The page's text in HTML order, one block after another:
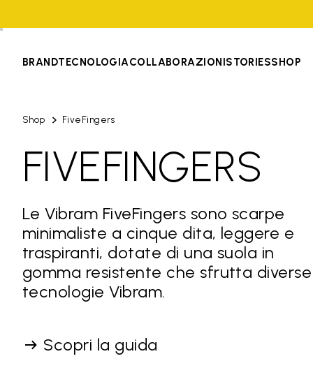
BRANDTECNOLOGIACOLLABORAZIONISTORIESSHOP
Shop FiveFingers
FIVEFINGERS
Le Vibram FiveFingers sono scarpe
minimaliste a cinque dita, leggere e
traspiranti, dotate di una suola in
gomma resistente che sfrutta diverse
tecnologie Vibram.
Scopri la guida